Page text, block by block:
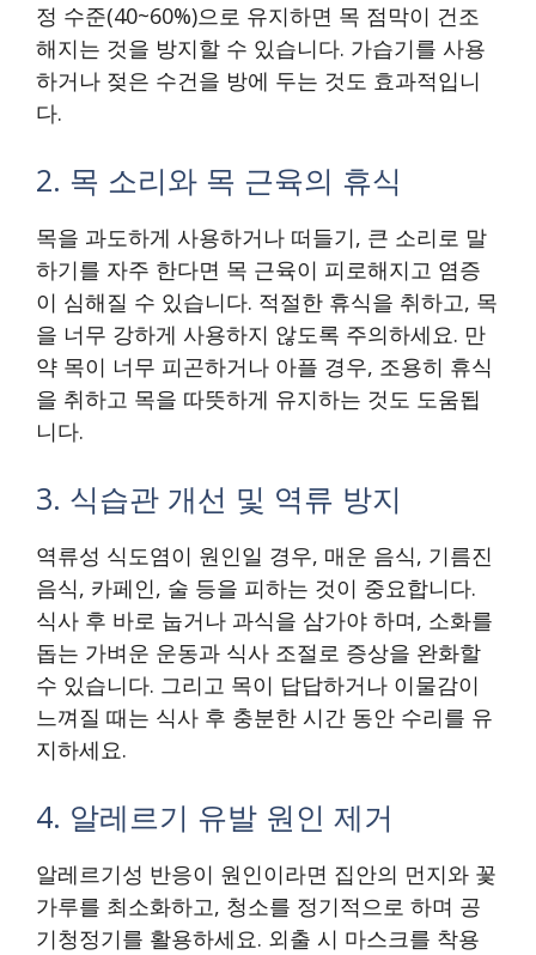
정 수준(40~60%)으로 유지하면 목 점막이 건조
해지는 것을 방지할 수 있습니다. 가습기를 사용
하거나 젖은 수건을 방에 두는 것도 효과적입니
다.
2. 목 소리와 목 근육의 휴식
목을 과도하게 사용하거나 떠들기, 큰 소리로 말
하기를 자주 한다면 목 근육이 피로해지고 염증
이 심해질 수 있습니다. 적절한 휴식을 취하고, 목
을 너무 강하게 사용하지 않도록 주의하세요. 만
약 목이 너무 피곤하거나 아플 경우, 조용히 휴식
을 취하고 목을 따뜻하게 유지하는 것도 도움됩
니다.
3. 식습관 개선 및 역류 방지
역류성 식도염이 원인일 경우, 매운 음식, 기름진
음식, 카페인, 술 등을 피하는 것이 중요합니다.
식사 후 바로 눕거나 과식을 삼가야 하며, 소화를
돕는 가벼운 운동과 식사 조절로 증상을 완화할
수 있습니다. 그리고 목이 답답하거나 이물감이
느껴질 때는 식사 후 충분한 시간 동안 수리를 유
지하세요.
4. 알레르기 유발 원인 제거
알레르기성 반응이 원인이라면 집안의 먼지와 꽃
가루를 최소화하고, 청소를 정기적으로 하며 공
기청정기를 활용하세요. 외출 시 마스크를 착용